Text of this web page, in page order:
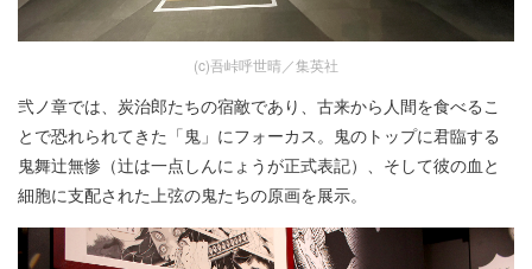
(c)吾峠呼世晴／集英社
弐ノ章では、炭治郎たちの宿敵であり、古来から人間を食べるこ
とで恐れられてきた「鬼」にフォーカス。鬼のトップに君臨する
鬼舞辻無惨（辻は一点しんにょうが正式表記）、そして彼の血と
細胞に支配された上弦の鬼たちの原画を展示。